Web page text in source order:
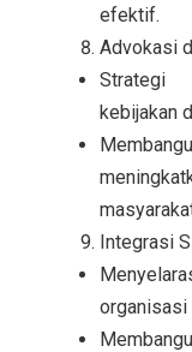
efektif.
Advokasi
Strategi
kebijakan
Integrasi
organisasi